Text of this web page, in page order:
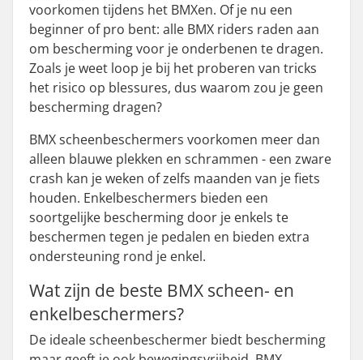
voorkomen tijdens het BMXen. Of je nu een
beginner of pro bent: alle BMX riders raden aan
om bescherming voor je onderbenen te dragen.
Zoals je weet loop je bij het proberen van tricks
het risico op blessures, dus waarom zou je geen
bescherming dragen?
BMX scheenbeschermers voorkomen meer dan
alleen blauwe plekken en schrammen - een zware
crash kan je weken of zelfs maanden van je fiets
houden. Enkelbeschermers bieden een
soortgelijke bescherming door je enkels te
beschermen tegen je pedalen en bieden extra
ondersteuning rond je enkel.
Wat zijn de beste BMX scheen- en
enkelbeschermers?
De ideale scheenbeschermer biedt bescherming